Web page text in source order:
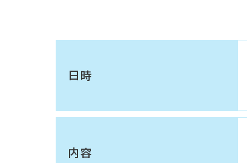
日時
内容